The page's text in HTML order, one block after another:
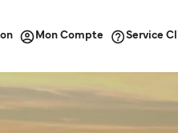
Mon Compte Service